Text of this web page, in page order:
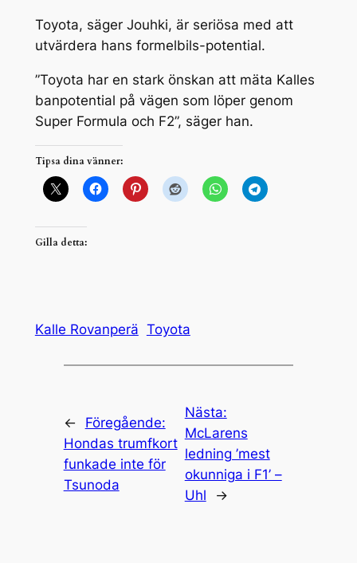
Toyota, säger Jouhki, är seriösa med att
utvärdera hans formelbils-potential.
”Toyota har en stark önskan att mäta Kalles
banpotential på vägen som löper genom
Super Formula och F2”, säger han.
Tipsa dina vänner:
Gilla detta:
Kalle Rovanperä Toyota
←
Föregående:
Hondas trumfkort
funkade inte för
Tsunoda
Nästa:
McLarens
ledning ’mest
okunniga i F1’ –
Uhl
→